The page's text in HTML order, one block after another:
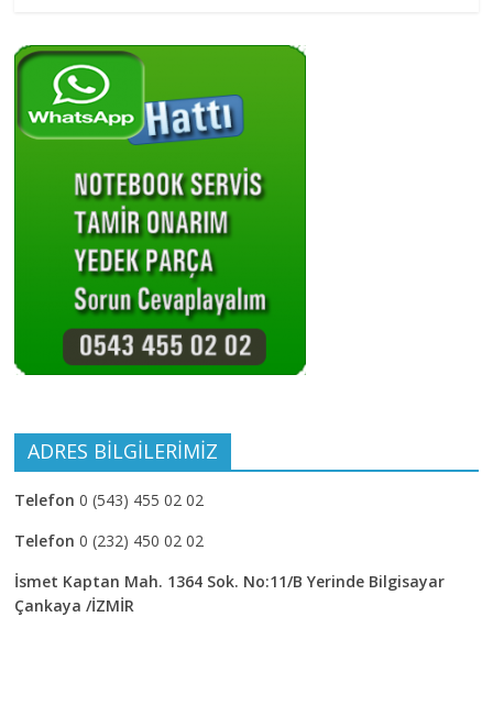
ADRES BİLGİLERİMİZ
Telefon 0 (543) 455 02 02
Telefon 0 (232) 450 02 02
İsmet Kaptan Mah. 1364 Sok. No:11/B Yerinde Bilgisayar
Çankaya /İZMİR